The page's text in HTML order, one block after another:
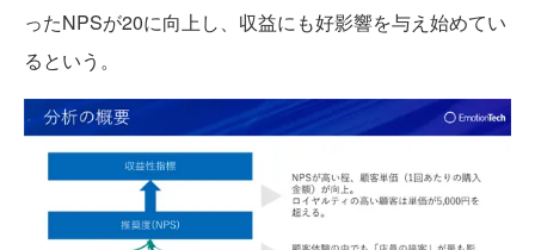
ったNPSが20に向上し、収益にも好影響を与え始めてい
るという。